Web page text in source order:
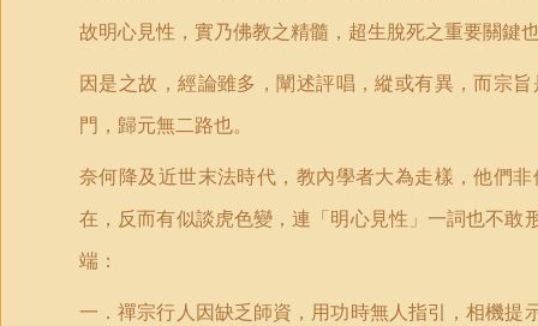
故明心見性，實乃佛教之精髓，超生脫死之重要關鍵
因是之故，經論雖多，闡述評唱，縱或有異，而宗
門，歸元無二路也。
奈何降及近世末法時代，教內學者大為走樣，他們
在，反而有似談虎色變，連「明心見性」一詞也不
端：
一．禪宗行人因缺乏師資，用功時無人指引，相機